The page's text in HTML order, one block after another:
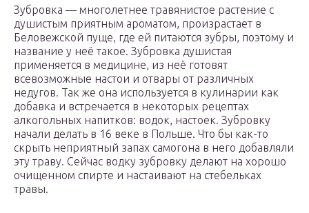
Зубровка — многолетнее травянистое растение с
душистым приятным ароматом, произрастает в
Беловежской пуще, где ей питаются зубры, поэтому и
название у неё такое. Зубровка душистая
применяется в медицине, из неё готовят
всевозможные настои и отвары от различных
недугов. Так же она используется в кулинарии как
добавка и встречается в некоторых рецептах
алкогольных напитков: водок, настоек. Зубровку
начали делать в 16 веке в Польше. Что бы как-то
скрыть неприятный запах самогона в него добавляли
эту траву. Сейчас водку зубровку делают на хорошо
очищенном спирте и настаивают на стебельках
травы.